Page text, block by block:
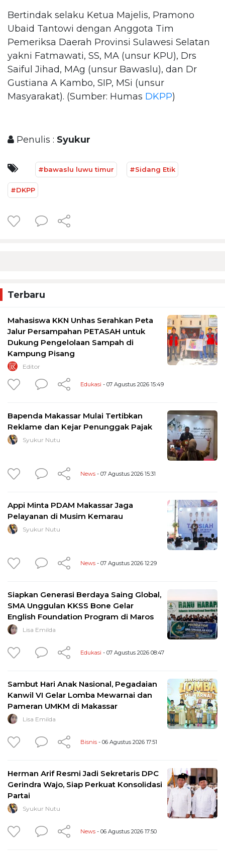
Bertindak selaku Ketua Majelis, Pramono
Ubaid Tantowi dengan Anggota Tim
Pemeriksa Daerah Provinsi Sulawesi Selatan
yakni Fatmawati, SS, MA (unsur KPU), Drs
Saiful Jihad, MAg (unsur Bawaslu), dan Dr
Gustiana A Kambo, SIP, MSi (unsur
Masyarakat). (Sumber: Humas DKPP)
Penulis : Syukur
#bawaslu luwu timur #Sidang Etik
#DKPP
Terbaru
Mahasiswa KKN Unhas Serahkan Peta
Jalur Persampahan PETASAH untuk
Dukung Pengelolaan Sampah di
Kampung Pisang
Editor
Edukasi - 07 Agustus 2026 15:49
Bapenda Makassar Mulai Tertibkan
Reklame dan Kejar Penunggak Pajak
Syukur Nutu
News - 07 Agustus 2026 15:31
Appi Minta PDAM Makassar Jaga
Pelayanan di Musim Kemarau
Syukur Nutu
News - 07 Agustus 2026 12:29
Siapkan Generasi Berdaya Saing Global,
SMA Unggulan KKSS Bone Gelar
English Foundation Program di Maros
Lisa Emilda
Edukasi - 07 Agustus 2026 08:47
Sambut Hari Anak Nasional, Pegadaian
Kanwil VI Gelar Lomba Mewarnai dan
Pameran UMKM di Makassar
Lisa Emilda
Bisnis - 06 Agustus 2026 17:51
Herman Arif Resmi Jadi Sekretaris DPC
Gerindra Wajo, Siap Perkuat Konsolidasi
Partai
Syukur Nutu
News - 06 Agustus 2026 17:50